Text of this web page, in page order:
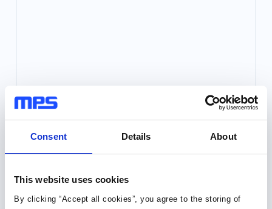
Consent Details About
This website uses cookies
By clicking “Accept all cookies”, you agree to the storing of